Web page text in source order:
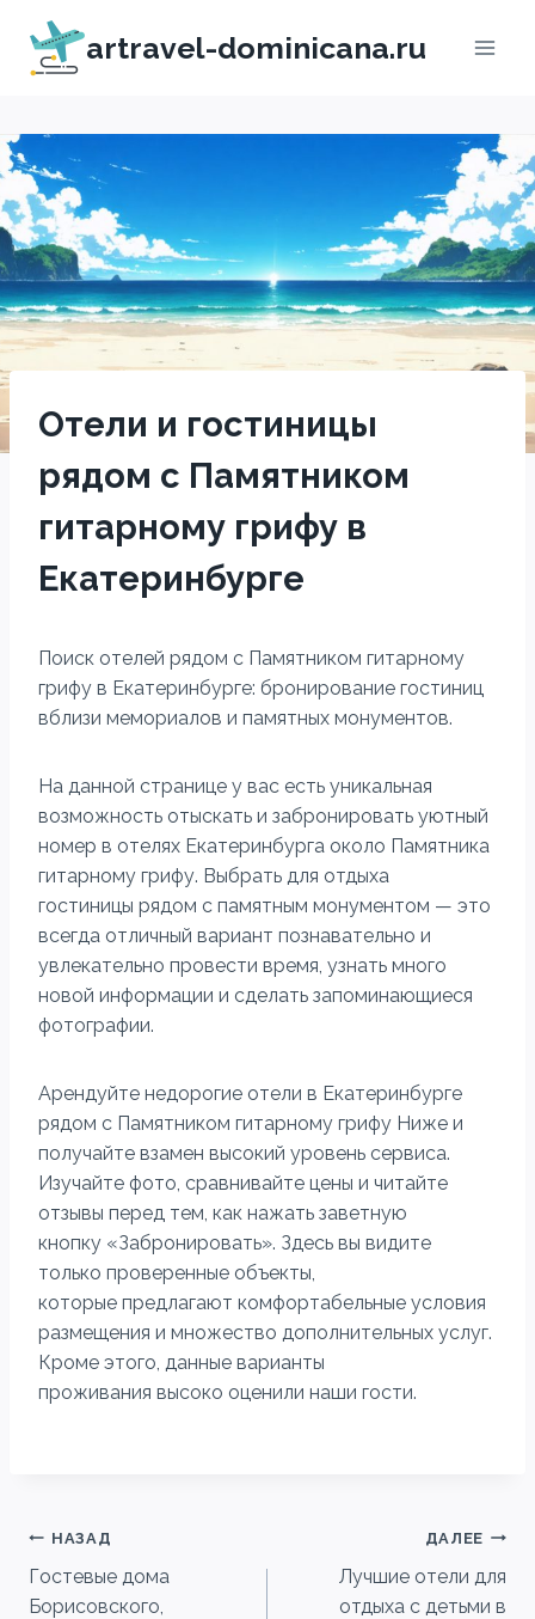
Перейти
содержимому
artravel-dominicana.ru
Отели и гостиницы
рядом с Памятником
гитарному грифу в
Екатеринбурге
Поиск отелей рядом с Памятником гитарному
грифу в Екатеринбурге: бронирование гостиниц
вблизи мемориалов и памятных монументов.
На данной странице у вас есть уникальная
возможность отыскать и забронировать уютный
номер в отелях Екатеринбурга около Памятника
гитарному грифу. Выбрать для отдыха
гостиницы рядом с памятным монументом — это
всегда отличный вариант познавательно и
увлекательно провести время, узнать много
новой информации и сделать запоминающиеся
фотографии.
Арендуйте недорогие отели в Екатеринбурге
рядом с Памятником гитарному грифу Ниже и
получайте взамен высокий уровень сервиса.
Изучайте фото, сравнивайте цены и читайте
отзывы перед тем, как нажать заветную
кнопку «Забронировать». Здесь вы видите
только проверенные объекты,
которые предлагают комфортабельные условия
размещения и множество дополнительных услуг.
Кроме этого, данные варианты
проживания высоко оценили наши гости.
Навигация
по
НАЗАД
Гостевые дома
Борисовского,
ДАЛЕЕ
Лучшие отели для
отдыха с детьми в